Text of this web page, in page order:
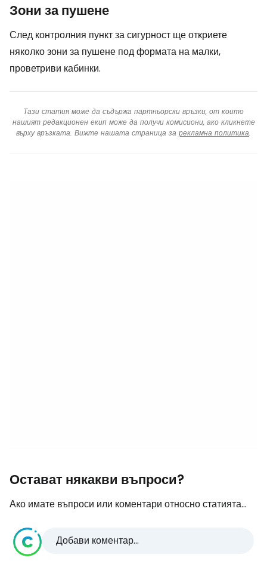
Зони за пушене
След контролния пункт за сигурност ще откриете
няколко зони за пушене под формата на малки,
проветриви кабинки.
Тази статия може да съдържа партньорски връзки, от които
нашият редакционен екип може да получи комисиони, ако кликнете
върху връзката. Вижте нашата страница за рекламна политика.
Остават някакви въпроси?
Ако имате въпроси или коментари относно статията...
Добави коментар...